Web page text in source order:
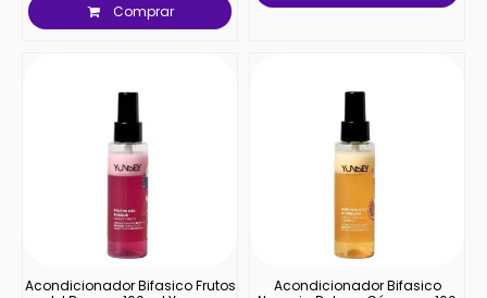
Comprar
Acondicionador Bifasico Frutos
Acondicionador Bifasico